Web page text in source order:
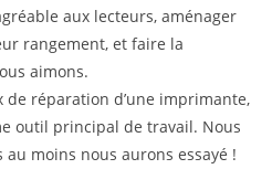
aux lecteurs, aménager
rangement, et faire la
aimons.
de réparation d’une imprimante,
outil principal de travail. Nous
moins nous aurons essayé !